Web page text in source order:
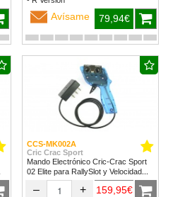
Avísame 79,94€
CCS-MK002A
Cric Crac Sport
Mando Electrónico Cric-Crac Sport
02 Elite para RallySlot y Velocidad
1/32 & 1/24
– + 159,95€